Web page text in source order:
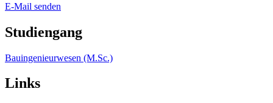
E-Mail senden
Studiengang
Bauingenieurwesen (M.Sc.)
Links